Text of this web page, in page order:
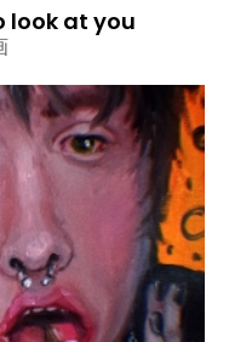
look at you